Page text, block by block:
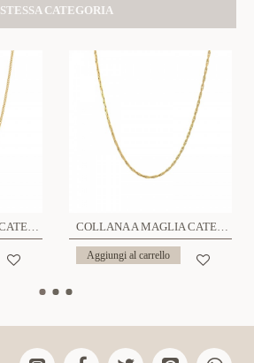
STESSA CATEGORIA
COLLANA A MAGLIA CATENA BARBAZZALE - JN22192D779/780 COLLANA A MAGLIA CATENA CLASSICA - JN2236D773
Aggiungi al carrello